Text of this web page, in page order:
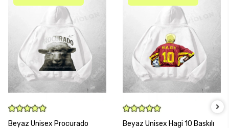
Beyaz Unisex Procurado
Beyaz Unisex Hagi 10 Baskılı